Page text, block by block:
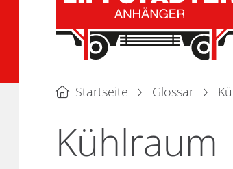
Startseite Glossar
Kühlraum